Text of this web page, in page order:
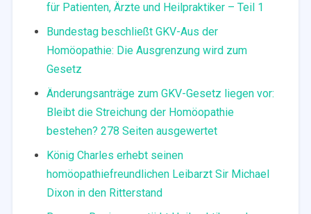
für Patienten, Ärzte und Heilpraktiker – Teil 1
Bundestag beschließt GKV-Aus der
Homöopathie: Die Ausgrenzung wird zum
Gesetz
Änderungsanträge zum GKV-Gesetz liegen vor:
Bleibt die Streichung der Homöopathie
bestehen? 278 Seiten ausgewertet
König Charles erhebt seinen
homöopathiefreundlichen Leibarzt Sir Michael
Dixon in den Ritterstand